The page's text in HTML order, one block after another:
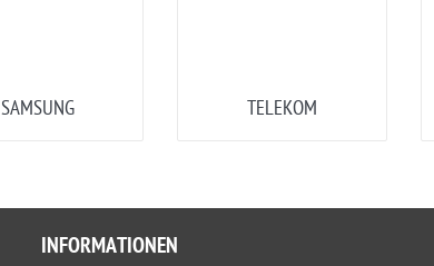
SAMSUNG TELEKOM
INFORMATIONEN